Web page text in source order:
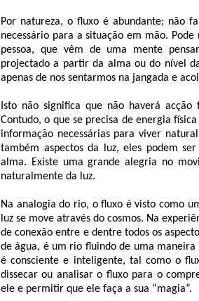
Por natureza, o fluxo é abundante; não
necessário para a situação em mão.
pessoa, que vêm de uma mente
projectado a partir da alma ou do nível
apenas de nos sentarmos na jangada e
Isto não significa que não haverá
Contudo, o que se precisa de energia
informação necessárias para viver
também aspectos da luz, eles podem
alma. Existe uma grande alegria no
naturalmente da luz.
Na analogia do rio, o fluxo é visto como
luz se move através do cosmos. Na
de conexão entre e dentre todos os
de água, é um rio fluindo de uma
é consciente e inteligente, tal como o
dissecar ou analisar o fluxo para o
ele e permitir que ele faça a sua “magia”.